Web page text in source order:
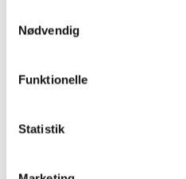
Nødvendig
Funktionelle
Statistik
lorem
lorem
lorem
lorem